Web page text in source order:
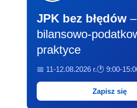
JPK bez błędów
bilansowo-
praktyce
📅 11-12.08.2026 r.🕐 9:00-
Zapisz się